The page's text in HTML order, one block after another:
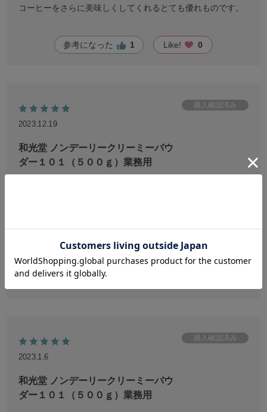
コーヒーをさらに美味しくしてくれるとても優れものです。
参考になった 1 Like! 0
2023.12.19
和光堂 ノンデーリークリーミーパウ
ダー１０１（５００ｇ）業務用
ストック分が無くなったのでリピートです。これ以外、考え
られないくらい美味しいです。
参考になった
2023.1.6
和光堂 ノンデーリークリーミーパウ
ダー１０１（５００ｇ）業務用